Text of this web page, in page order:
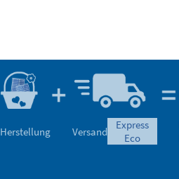
Herstellung Versand
express
eco